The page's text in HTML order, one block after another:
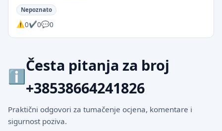
Nepoznato
0 0 0
Česta pitanja za broj
+38538664241826
Praktični odgovori za tumačenje ocjena, komentare i
sigurnost poziva.